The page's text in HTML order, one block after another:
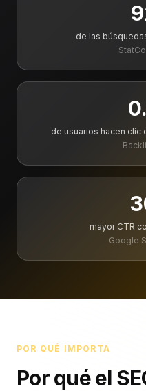
de las
de usuarios hacen
mayor CTR
Google
POR QUÉ IMPORTA
Por qué el